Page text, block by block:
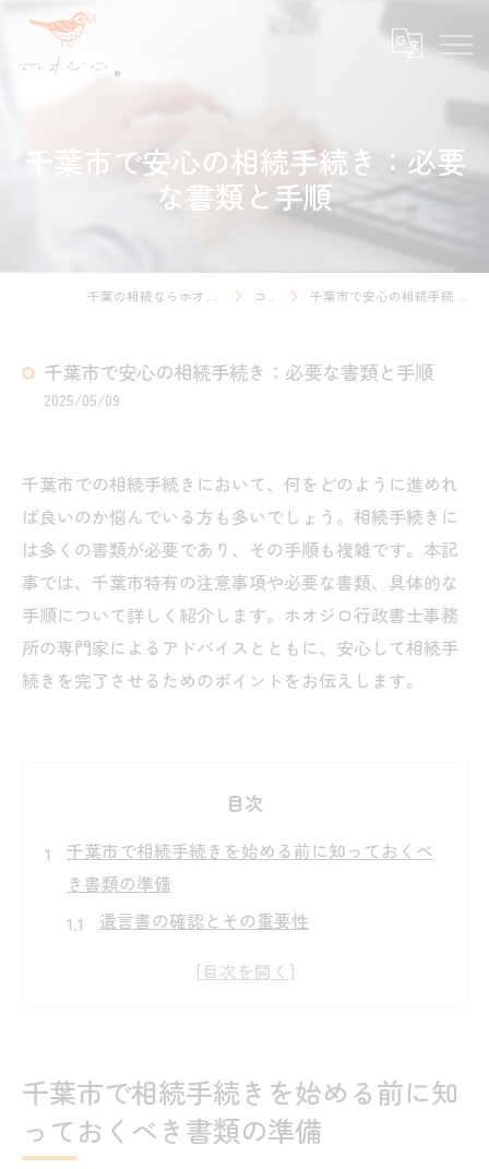
千葉市で安心の相続手続き：必要
な書類と手順
千葉の相続ならホオジロ行政書士事務所 コラム 千葉市で安心の相続手続き：必要な書類と手順
千葉市で安心の相続手続き：必要な書類と手順
2025/05/09
千葉市での相続手続きにおいて、何をどのように進めれ
ば良いのか悩んでいる方も多いでしょう。相続手続きに
は多くの書類が必要であり、その手順も複雑です。本記
事では、千葉市特有の注意事項や必要な書類、具体的な
手順について詳しく紹介します。ホオジロ行政書士事務
所の専門家によるアドバイスとともに、安心して相続手
続きを完了させるためのポイントをお伝えします。
目次
千葉市で相続手続きを始める前に知っておくべ
き書類の準備
遺言書の確認とその重要性
基本的な戸籍謄本の取得方法
専門家に相談するタイミング
相続手続きを千葉市でスムーズに進めるための
千葉市で相続手続きを始める前に知
っておくべき書類の準備